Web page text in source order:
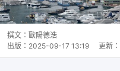
撰文： 歐陽德浩
出版： 2025-09-17 13:19 更新：